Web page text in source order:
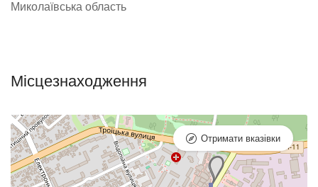
Миколаївська область
Місцезнаходження
Отримати вказівки